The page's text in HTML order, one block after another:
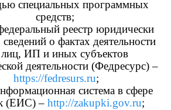
специальных программных
средств;
реестр юридически
о фактах деятельности
ИП и иных субъектов
деятельности (Федресурс) –
https://fedresurs.ru;
система в сфере
(ЕИС) – http://zakupki.gov.ru;